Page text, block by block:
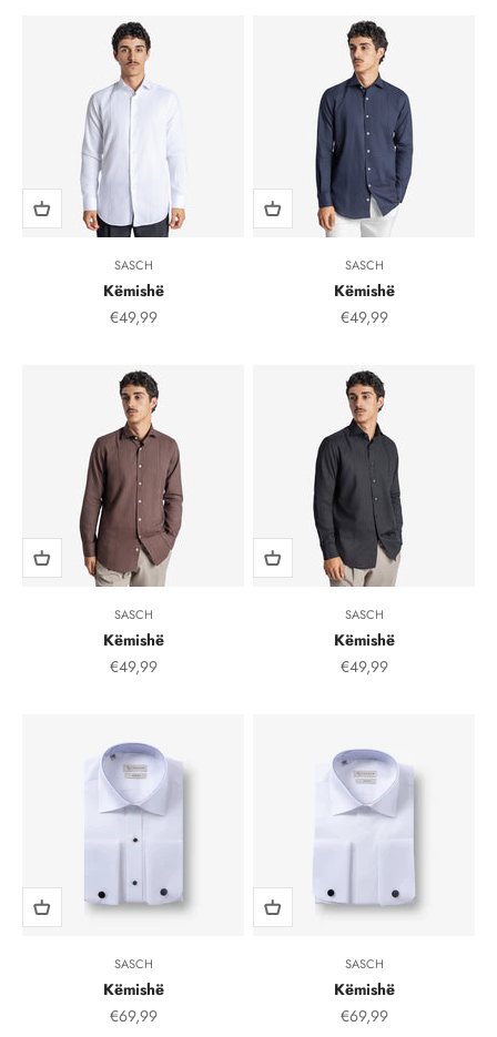
SASCH
Këmishë
Çmimi i shitjes, çmimi i shitjeve
€49,99
SASCH
Këmishë
Çmimi i shitjes, çmimi
€49,99
SASCH
Këmishë
Çmimi i shitjes, çmimi i shitjeve
€49,99
SASCH
Këmishë
Çmimi i shitjes, çmimi
€49,99
SASCH
Këmishë
Çmimi i shitjes, çmimi i shitjeve
€69,99
SASCH
Këmishë
Çmimi i shitjes, çmimi
€69,99